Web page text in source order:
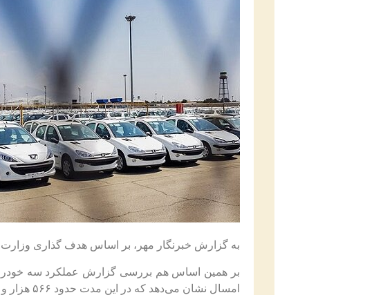
به گزارش خبرنگار مهر، بر اساس هدف گذاری وزارت صمت قرار بود
بر همین اساس هم بررسی گزارش عملکرد سه
امسال نشان می‌دهد که در این مدت حدود ۵۶۶ هزار و ۳۱۱ دستگاه انواع محصول سواری و وانت تولید شده است.